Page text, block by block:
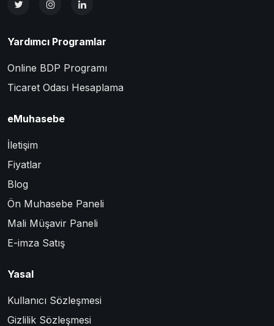
Yardımcı Programlar
Online BDP Programı
Ticaret Odası Hesaplama
eMuhasebe
İletişim
Fiyatlar
Blog
Ön Muhasebe Paneli
Mali Müşavir Paneli
E-imza Satış
Yasal
Kullanıcı Sözleşmesi
Gizlilik Sözleşmesi